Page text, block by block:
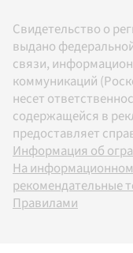
Свидетельство о
выдано
связи,
коммуникаций
несет
содержащейся в
предоставляет
Информация об
На
рекомендательные
Правилами